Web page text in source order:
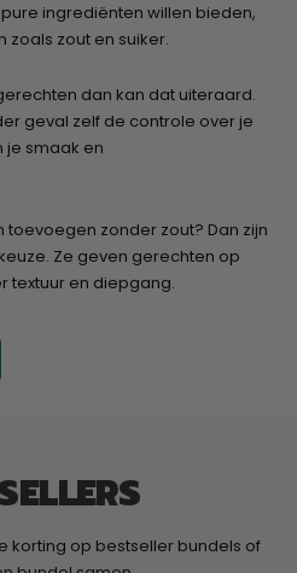
ingrediënten willen bieden,
zoals zout en suiker.
dan kan dat uiteraard.
geval zelf de controle over je
je smaak en
toevoegen zonder zout? Dan zijn
Ze geven gerechten op
textuur en diepgang.
korting op bestseller bundels of